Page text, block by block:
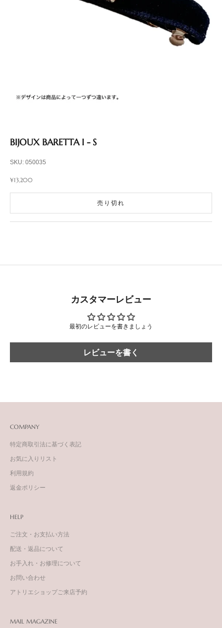
BIJOUX BARETTA I - S
SKU: 050035
セール価格
¥13,200
売り切れ
カスタマーレビュー
最初のレビューを書きましょう
レビューを書く
COMPANY
特定商取引法に基づく表記
お気に入りリスト
利用規約
返金ポリシー
HELP
ご注文・お支払い方法
配送・返品について
お手入れ・お修理について
お問い合わせ
アトリエショップご来店予約
MAIL MAGAZINE